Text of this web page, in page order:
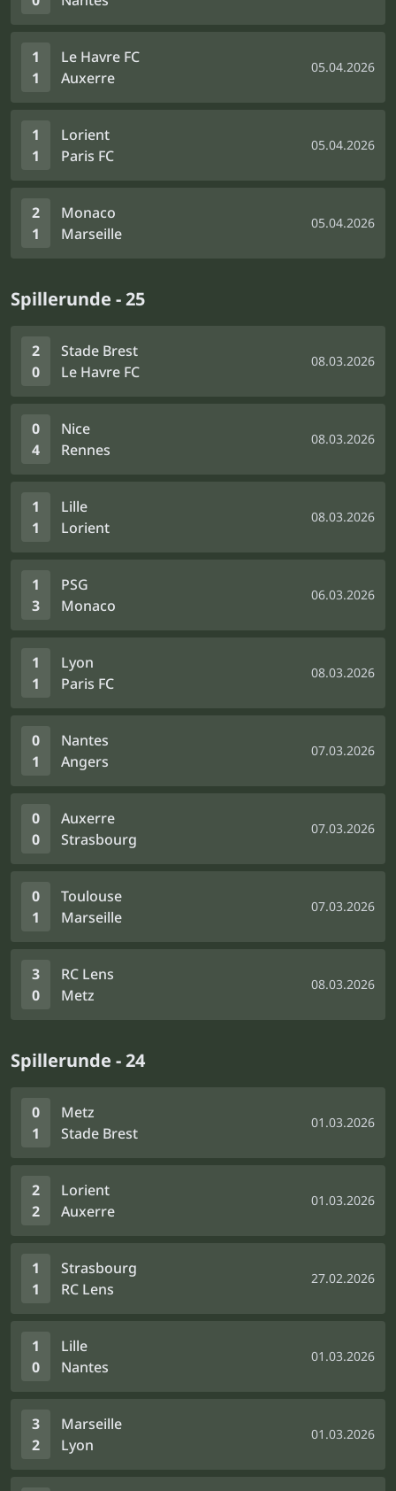
1
1
Le Havre FC
Auxerre
05.04.2026
1
1
Lorient
Paris FC
05.04.2026
2
1
Monaco
Marseille
05.04.2026
Spillerunde - 25
2
0
Stade Brest
Le Havre FC
08.03.2026
0
4
Nice
Rennes
08.03.2026
1
1
Lille
Lorient
08.03.2026
1
3
PSG
Monaco
06.03.2026
1
1
Lyon
Paris FC
08.03.2026
0
1
Nantes
Angers
07.03.2026
0
0
Auxerre
Strasbourg
07.03.2026
0
1
Toulouse
Marseille
07.03.2026
3
0
RC Lens
Metz
08.03.2026
Spillerunde - 24
0
1
Metz
Stade Brest
01.03.2026
2
2
Lorient
Auxerre
01.03.2026
1
1
Strasbourg
RC Lens
27.02.2026
1
0
Lille
Nantes
01.03.2026
3
2
Marseille
Lyon
01.03.2026